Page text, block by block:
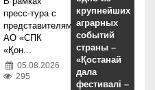
пресс-тура с
представителями
АО «СПК
«Қон...
05.08.2026
295
крупнейших
аграрных
событий
страны –
«Қостанай
дала
фестивалі –